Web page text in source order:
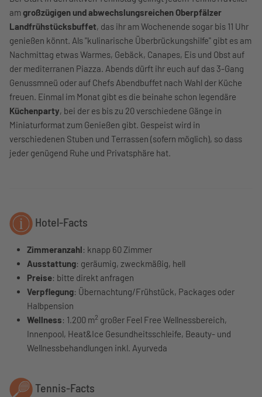
amgroßzügigen und abwechslungsreichen Oberpfälzer
Landfrühstücksbuffet, das ihr am Wochenende sogar bis 11 Uhr
genießen könnt. Als "kulinarische Überbrückungshilfe" gibt es am
Nachmittag etwas Warmes, Gebäck, Canapes, Eis und Obst auf
der mediterranen Piazza. Abends dürft ihr euch auf das 3-Gang
Genussmneü oder auf Chefs Abendbuffet nach Wahl der Küche
freuen. Einmal im Monat gibt es die beinahe schon legendäre
Küchenparty, bei der es bis zu 20 verschiedene Gänge in
Miniaturformat zum Genießen gibt. Gespeist wird in
verschiedenen Stuben und Terrassen (sofern möglich), so dass
jeder genügend Ruhe und Privatsphäre hat.
Hotel-Facts
Zimmeranzahl: knapp 60 Zimmer
Ausstattung: geräumig, zweckmäßig, hell
Preise: bitte direkt anfragen
Verpflegung: Übernachtung/Frühstück, Packages oder
Halbpension
Wellness: 1.200 m2 großer Feel Free Wellnessbereich,
Innenpool, Heat&Ice Gesundheitsschleife, Beauty- und
Wellnessbehandlungen inkl. Ayurveda
Tennis-Facts